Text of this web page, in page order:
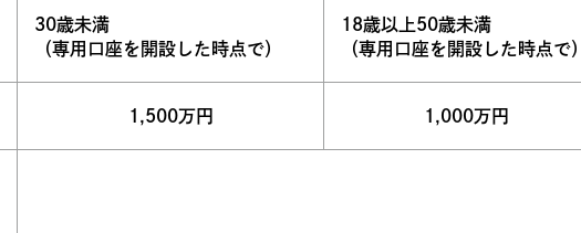
30歳未満
（専用口座を開設した時点で）
18歳以上50歳未満
（専用口座を開設した時点で）
1,500万円 1,000万円